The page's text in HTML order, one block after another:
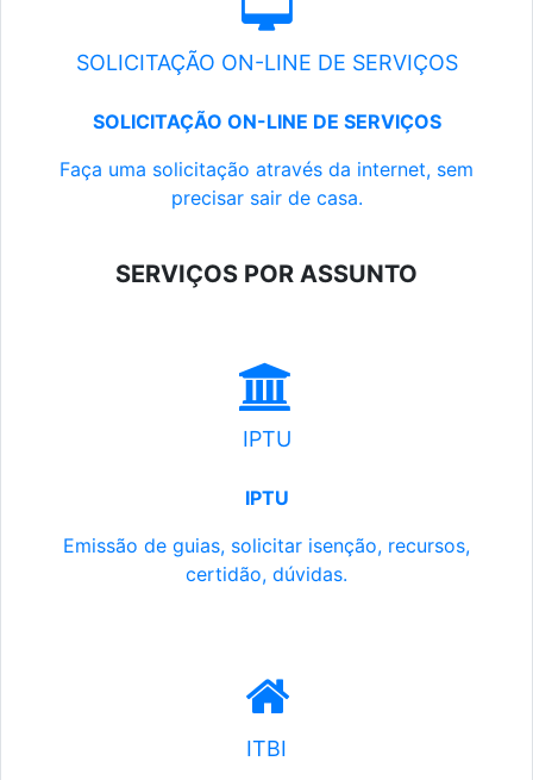
SOLICITAÇÃO ON-LINE DE SERVIÇOS
SOLICITAÇÃO ON-LINE DE SERVIÇOS
Faça uma solicitação através da internet, sem
precisar sair de casa.
SERVIÇOS POR ASSUNTO
IPTU
IPTU
Emissão de guias, solicitar isenção, recursos,
certidão, dúvidas.
ITBI